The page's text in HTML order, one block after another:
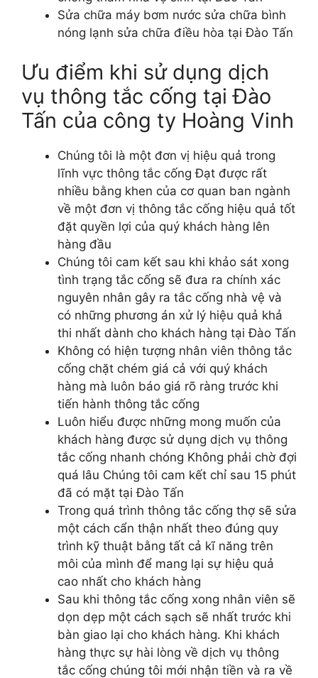
Sửa chữa máy bơm nước sửa chữa bình
nóng lạnh sửa chữa điều hòa tại Đào Tấn
Ưu điểm khi sử dụng dịch
vụ thông tắc cống tại Đào
Tấn của công ty Hoàng Vinh
Chúng tôi là một đơn vị hiệu quả trong
lĩnh vực thông tắc cống Đạt được rất
nhiều bằng khen của cơ quan ban ngành
về một đơn vị thông tắc cống hiệu quả tốt
đặt quyền lợi của quý khách hàng lên
hàng đầu
Chúng tôi cam kết sau khi khảo sát xong
tình trạng tắc cống sẽ đưa ra chính xác
nguyên nhân gây ra tắc cống nhà vệ và
có những phương án xử lý hiệu quả khả
thi nhất dành cho khách hàng tại Đào Tấn
Không có hiện tượng nhân viên thông tắc
cống chặt chém giá cả với quý khách
hàng mà luôn báo giá rõ ràng trước khi
tiến hành thông tắc cống
Luôn hiểu được những mong muốn của
khách hàng được sử dụng dịch vụ thông
tắc cống nhanh chóng Không phải chờ đợi
quá lâu Chúng tôi cam kết chỉ sau 15 phút
đã có mặt tại Đào Tấn
Trong quá trình thông tắc cống thợ sẽ sửa
một cách cẩn thận nhất theo đúng quy
trình kỹ thuật bằng tất cả kĩ năng trên
môi của mình để mang lại sự hiệu quả
cao nhất cho khách hàng
Sau khi thông tắc cống xong nhân viên sẽ
dọn dẹp một cách sạch sẽ nhất trước khi
bàn giao lại cho khách hàng. Khi khách
hàng thực sự hài lòng về dịch vụ thông
tắc cống chúng tôi mới nhận tiền và ra về